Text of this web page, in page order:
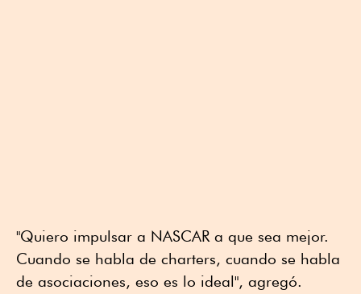
"Quiero impulsar a NASCAR a que sea mejor.
Cuando se habla de charters, cuando se habla
de asociaciones, eso es lo ideal", agregó.